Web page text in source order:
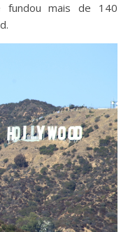
fundou mais de 140